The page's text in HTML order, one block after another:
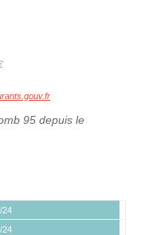
95 depuis le
24
24